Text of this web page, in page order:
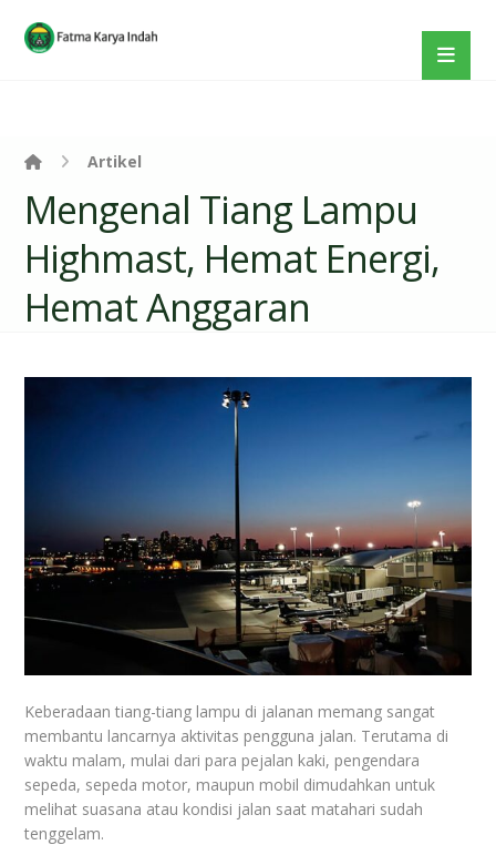
Artikel
Mengenal Tiang Lampu
Highmast, Hemat Energi,
Hemat Anggaran
Keberadaan tiang-tiang lampu di jalanan memang sangat
membantu lancarnya aktivitas pengguna jalan. Terutama di
waktu malam, mulai dari para pejalan kaki, pengendara
sepeda, sepeda motor, maupun mobil dimudahkan untuk
melihat suasana atau kondisi jalan saat matahari sudah
tenggelam.